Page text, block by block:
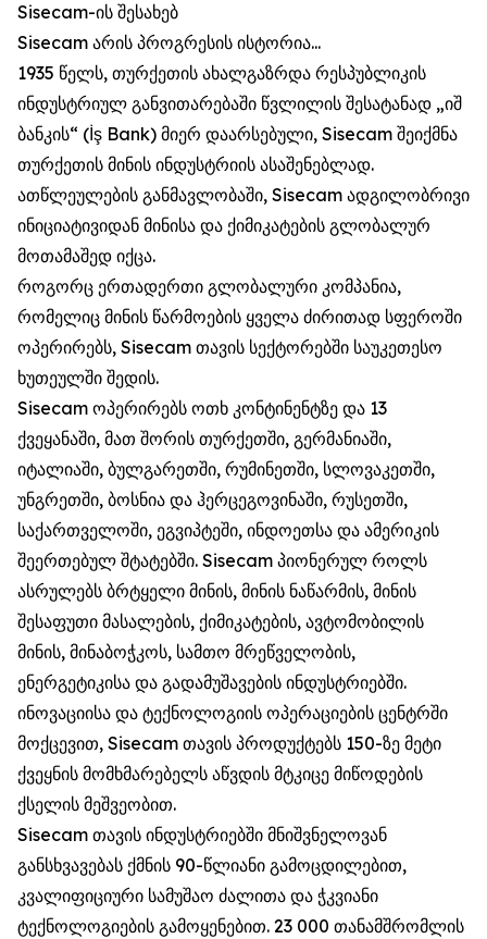
Sisecam-ის შესახებ
Sisecam არის პროგრესის ისტორია...
1935 წელს, თურქეთის ახალგაზრდა რესპუბლიკის
ინდუსტრიულ განვითარებაში წვლილის შესატანად „იშ
ბანკის“ (İş Bank) მიერ დაარსებული, Sisecam შეიქმნა
თურქეთის მინის ინდუსტრიის ასაშენებლად.
ათწლეულების განმავლობაში, Sisecam ადგილობრივი
ინიციატივიდან მინისა და ქიმიკატების გლობალურ
მოთამაშედ იქცა.
როგორც ერთადერთი გლობალური კომპანია,
რომელიც მინის წარმოების ყველა ძირითად სფეროში
ოპერირებს, Sisecam თავის სექტორებში საუკეთესო
ხუთეულში შედის.
Sisecam ოპერირებს ოთხ კონტინენტზე და 13
ქვეყანაში, მათ შორის თურქეთში, გერმანიაში,
იტალიაში, ბულგარეთში, რუმინეთში, სლოვაკეთში,
უნგრეთში, ბოსნია და ჰერცეგოვინაში, რუსეთში,
საქართველოში, ეგვიპტეში, ინდოეთსა და ამერიკის
შეერთებულ შტატებში. Sisecam პიონერულ როლს
ასრულებს ბრტყელი მინის, მინის ნაწარმის, მინის
შესაფუთი მასალების, ქიმიკატების, ავტომობილის
მინის, მინაბოჭკოს, სამთო მრეწველობის,
ენერგეტიკისა და გადამუშავების ინდუსტრიებში.
ინოვაციისა და ტექნოლოგიის ოპერაციების ცენტრში
მოქცევით, Sisecam თავის პროდუქტებს 150-ზე მეტი
ქვეყნის მომხმარებელს აწვდის მტკიცე მიწოდების
ქსელის მეშვეობით.
Sisecam თავის ინდუსტრიებში მნიშვნელოვან
განსხვავებას ქმნის 90-წლიანი გამოცდილებით,
კვალიფიციური სამუშაო ძალითა და ჭკვიანი
ტექნოლოგიების გამოყენებით. 23 000 თანამშრომლის